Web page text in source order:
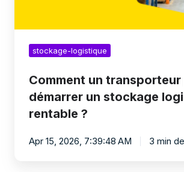
stockage-logistique
Comment un
démarrer un stockage
rentable ?
Apr 15, 2026, 7:39:48 AM 3 min